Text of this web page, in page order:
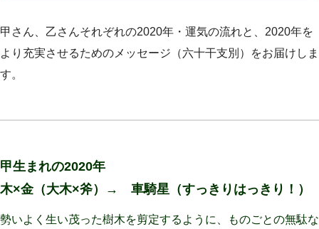
甲さん、乙さんそれぞれの2020年・運気の流れと、2020年を
より充実させるためのメッセージ（六十干支別）をお届けしま
す。
甲生まれの2020年
木×金（大木×斧）
→ 車騎星（すっきりはっきり！）
勢いよく生い茂った樹木を剪定するように、ものごとの無駄な